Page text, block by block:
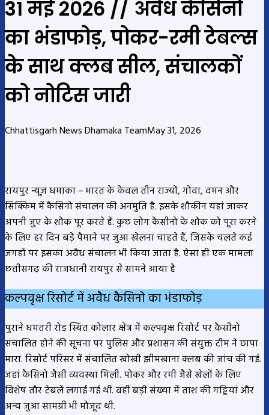
31 मई 2026 // अवैध कैसिनो
का भंडाफोड़, पोकर-रमी टेबल्स
के साथ क्लब सील, संचालकों
को नोटिस जारी
Chhattisgarh News Dhamaka TeamMay 31, 2026
रायपुर न्यूज़ धमाका – भारत के केवल तीन राज्यों, गोवा, दमन और
सिक्किम में कैसिनो संचालन की अनमुति है. इसके शौकीन यहां जाकर
अपनी जुए के शौक पूर करते हैं. कुछ लोग कैसीनो के शौक को पूरा करने
के लिए हर दिन बड़े पैमाने पर जुआ खेलना चाहते हैं, जिसके चलते कई
जगहों पर इसका अवैध संचालन भी किया जाता है. ऐसा ही एक मामला
छत्तीसगढ़ की राजधानी रायपुर से सामने आया है
कल्पवृक्ष रिसोर्ट में अवैध कैसिनो का भंडाफोड़
पुराने धमतरी रोड स्थित कोलार क्षेत्र में कल्पवृक्ष रिसोर्ट पर कैसीनो
संचालित होने की सूचना पर पुलिस और प्रशासन की संयुक्त टीम ने छापा
मारा. रिसोर्ट परिसर में संचालित खोखी झीमखाना क्लब की जांच की गई.
जहां कैसिनो जैसी व्यवस्था मिली. पोकर और रमी जैसे खेलों के लिए
विशेष तौर टेबलें लगाई गई थीं. वहीं बड़ी संख्या में ताश की गड्डियां और
अन्य जुआ सामग्री भी मौजूद थी.